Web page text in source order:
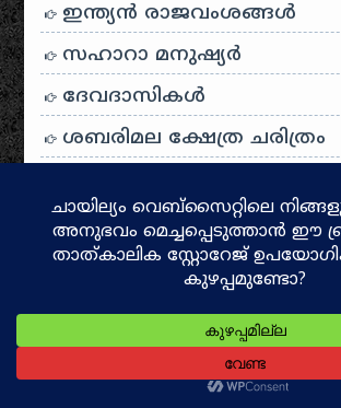
ഇന്ത്യൻ രാജവംശങ്ങൾ
സഹാറാ മനുഷ്യർ
ദേവദാസികൾ
ശബരിമല ക്ഷേത്ര ചരിത്രം
രാമനു മുമ്പ്
ദക്ഷിണഭാരതത്തിൻ്റെ
ദർപ്പണം:
വോയേജർ: